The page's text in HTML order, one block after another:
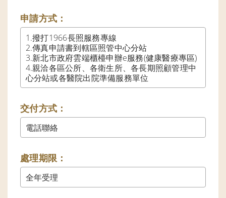
申請方式：
1.撥打1966長照服務專線
2.傳真申請書到轄區照管中心分站
3.新北市政府雲端櫃檯申辦e服務(健康醫療專區)
4.親洽各區公所、各衛生所、各長期照顧管理中
心分站或各醫院出院準備服務單位
交付方式：
電話聯絡
處理期限：
全年受理